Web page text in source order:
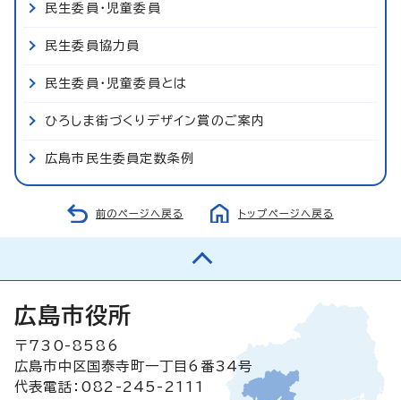
民生委員・児童委員
民生委員協力員
民生委員・児童委員とは
ひろしま街づくりデザイン賞のご案内
広島市民生委員定数条例
前のページへ戻る トップページへ戻る
広島市役所
〒730-8586
広島市中区国泰寺町一丁目6番34号
代表電話：082-245-2111